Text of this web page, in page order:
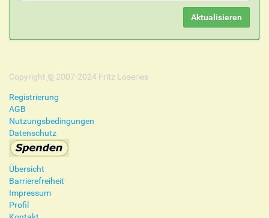
Copyright © 2007-2024 Fritz Loseries
Registrierung
AGB
Nutzungsbedingungen
Datenschutz
Übersicht
Barrierefreiheit
Impressum
Profil